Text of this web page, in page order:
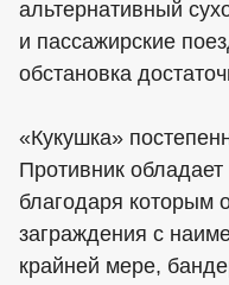
альтернативный
и пассажирские
обстановка
«Кукушка»
Противник
благодаря которым
заграждения с
крайней мере,